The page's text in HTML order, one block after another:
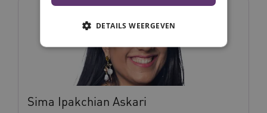
Sima Ipakchian Askari
DETAILS WEERGEVEN
Noodzakelijke cookies
Analytische cookies
Marketing cookies
Deze functionele en technische cookies zorgen